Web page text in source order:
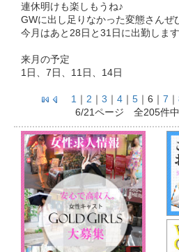
連休明けも楽しもうね♪
GWに出し足りなかった変態さん
今月はあと28日と31日に出勤します
来月の予定
1日、7日、11日、14日
1 ｜ 2 ｜ 3 ｜ 4 ｜ 5 ｜ 6 ｜ 7 ｜
6/21ページ 全205件